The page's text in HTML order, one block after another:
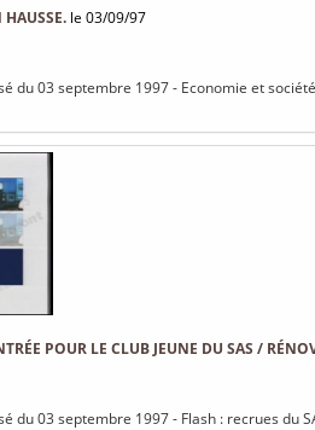
HAUSSE. le 03/09/97
du 03 septembre 1997 - Economie et
POUR LE CLUB JEUNE DU SAS /
du 03 septembre 1997 - Flash : recrues du